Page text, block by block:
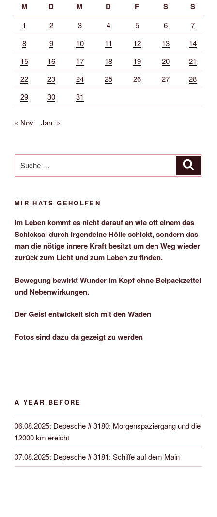
M D M D F S S
1 2 3 4 5 6
7
8
9 10 11 12 13
14
15
16 17 18 19 20
21
22
23 24 25 26 27
28
29
30 31
« Nov. Jan. »
nach:
MIR HATS GEHOLFEN
Im Leben kommt es nicht darauf an wie oft einem das
Schicksal durch irgendeine Hölle schickt, sondern das
man die nötige innere Kraft besitzt um den Weg wieder
zurück zum Licht und zum Leben zu finden.
Bewegung bewirkt Wunder im Kopf ohne Beipackzettel
und Nebenwirkungen.
Der Geist entwickelt sich mit den Waden
Fotos sind dazu da gezeigt zu werden
A YEAR BEFORE
06.08.2025: Depesche # 3180: Morgenspaziergang und die
12000 km ereicht
07.08.2025: Depesche # 3181: Schiffe auf dem Main